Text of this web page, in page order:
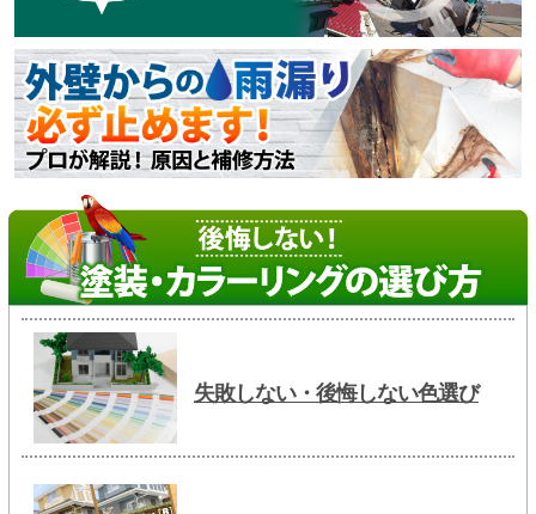
失敗しない・後悔しない色選び